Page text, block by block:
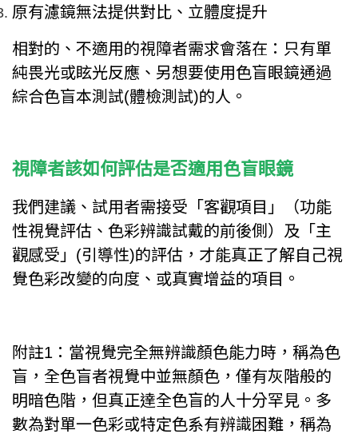
原有濾鏡無法提供對比、立體度提升
相對的、不適用的視障者需求會落在：只有單
純畏光或眩光反應、另想要使用色盲眼鏡通過
綜合色盲本測試(體檢測試)的人。
視障者該如何評估是否適用色盲眼鏡
我們建議、試用者需接受「客觀項目」（功能
性視覺評估、色彩辨識試戴的前後側）及「主
觀感受」(引導性)的評估，才能真正了解自己視
覺色彩改變的向度、或真實增益的項目。
附註1：當視覺完全無辨識顏色能力時，稱為色
盲，全色盲者視覺中並無顏色，僅有灰階般的
明暗色階，但真正達全色盲的人十分罕見。多
數為對單一色彩或特定色系有辨識困難，稱為